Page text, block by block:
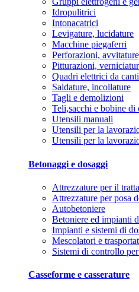
Idropulitrici
Intonacatrici
Levigature, lucidature
Macchine piegaferri
Perforazioni,
Pitturazioni,
Quadri elettrici da
Saldature, incollature
Tagli e demolizioni
Teli,sacchi e bobine di
Utensili manuali
Utensili per la
Utensili per la
Betonaggi e dosaggi
Attrezzature per il
Attrezzature per posa
Autobetoniere
Betoniere ed impianti
Impianti e sistemi di
Mescolatori e
Sistemi di controllo
Casseforme e casserature